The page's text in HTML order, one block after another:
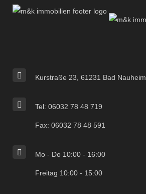
Kurstraße 23, 61231 Bad Nauheim
Tel: 06032 78 48 719
Fax: 06032 78 48 591
Mo - Do 10:00 - 16:00
Freitag 10:00 - 15:00